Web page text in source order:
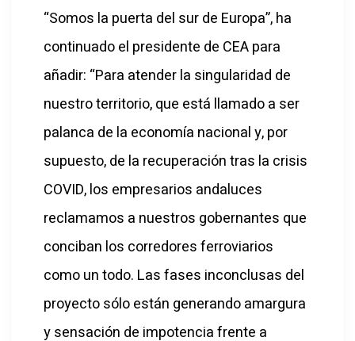
“Somos la puerta del sur de Europa”, ha
continuado el presidente de CEA para
añadir: “Para atender la singularidad de
nuestro territorio, que está llamado a ser
palanca de la economía nacional y, por
supuesto, de la recuperación tras la crisis
COVID, los empresarios andaluces
reclamamos a nuestros gobernantes que
conciban los corredores ferroviarios
como un todo. Las fases inconclusas del
proyecto sólo están generando amargura
y sensación de impotencia frente a